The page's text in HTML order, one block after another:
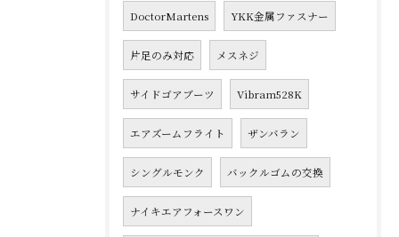
DoctorMartens YKK金属ファスナー
片足のみ対応 メスネジ
サイドゴアブーツ Vibram528K
エアズームフライト ザンバラン
シングルモンク バックルゴムの交換
ナイキエアフォースワン